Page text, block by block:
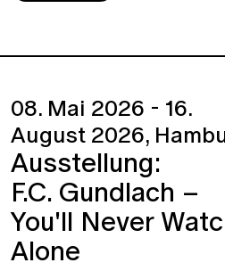
08. Mai 2026 - 16.
August 2026,
Ausstellung:
F.C. Gundlach –
You'll Never
Alone